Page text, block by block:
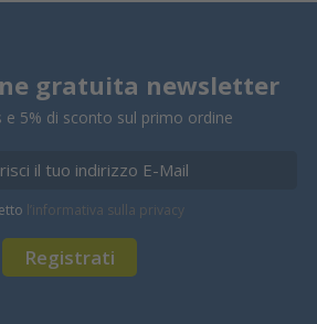
gratuita newsletter
e 5% di sconto sul primo ordine
Registrati
l’informativa sulla privacy